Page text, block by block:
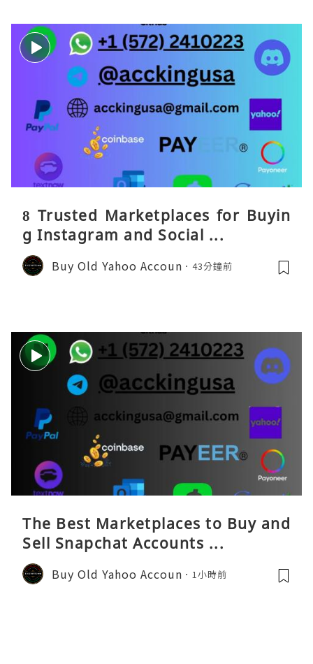
8 Trusted Marketplaces for Buyin
g Instagram and Social ...
Buy Old Yahoo Accoun 43分鐘前
The Best Marketplaces to Buy and
Sell Snapchat Accounts ...
Buy Old Yahoo Accoun 1小時前